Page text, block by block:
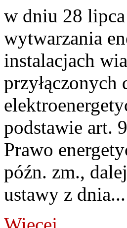
w dniu 28 lipca
wytwarzania
instalacjach
przyłączonych
podstawie art.
Prawo
późn. zm.,
ustawy z dnia...